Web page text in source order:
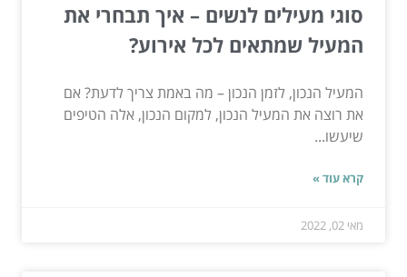
סוגי מעילים לנשים – איך תבחרי את
המעיל שמתאים לכל אירוע?
המעיל הנכון, לזמן הנכון – מה באמת צריך לדעת? אם
את רוצה את המעיל הנכון, למקום הנכון, אלה הטיפים
שיעשו...
קרא עוד »
מאי 02, 2022